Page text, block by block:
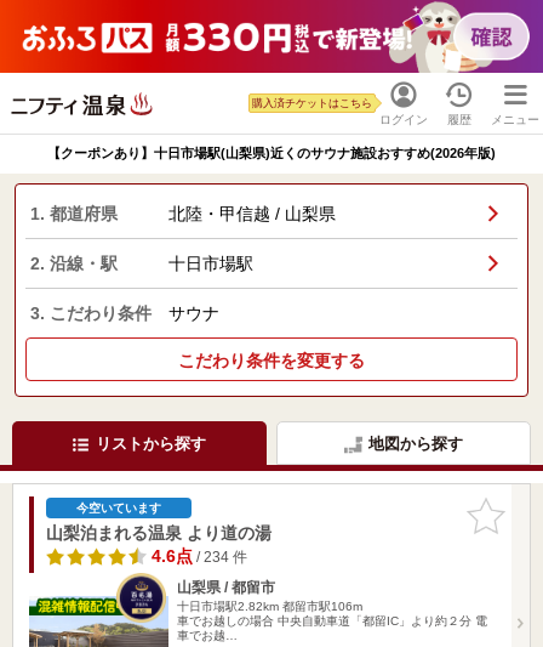
ログイン
購入済チケットはこちら
履歴 メニュー
【クーポンあり】十日市場駅(山梨県)近くのサウナ施設おすすめ(2026年版)
1. 都道府県 北陸・甲信越 / 山梨県
2. 沿線・駅 十日市場駅
3. こだわり条件 サウナ
こだわり条件を変更する
リストから探す 地図から探す
お気に入
りに追加
今空いています
山梨泊まれる温泉 より道の湯
4.6点/ 234 件
山梨県 / 都留市
十日市場駅2.82km 都留市駅106m
車でお越しの場合 中央自動車道「都留IC」より約２分 電
車でお越…